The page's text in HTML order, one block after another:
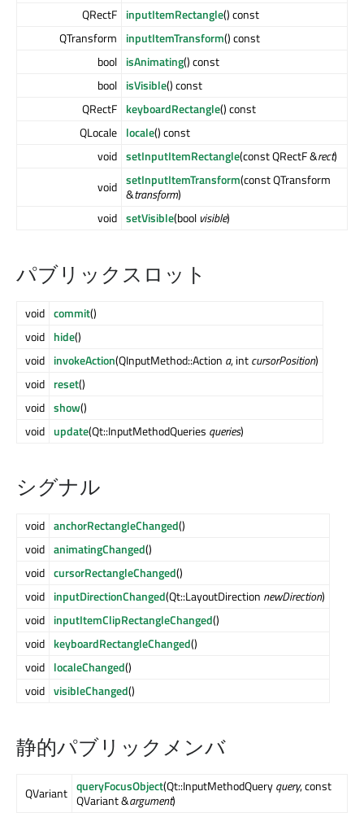
QRectF inputItemRectangle() const
QTransform
inputItemTransform() const
bool isAnimating() const
bool isVisible() const
QRectF keyboardRectangle() const
QLocale locale() const
void setInputItemRectangle(const QRectF &rect)
void setInputItemTransform(const QTransform
&transform)
void setVisible(bool visible)
パブリックスロット
void commit()
void hide()
void invokeAction(QInputMethod::Action a, intcursorPosition)
void reset()
void show()
void update(Qt::InputMethodQueries queries)
シグナル
void anchorRectangleChanged()
void animatingChanged()
void cursorRectangleChanged()
void inputDirectionChanged(Qt::LayoutDirection newDirection)
void inputItemClipRectangleChanged()
void keyboardRectangleChanged()
void localeChanged()
void visibleChanged()
静的パブリックメンバ
QVariant queryFocusObject(Qt::InputMethodQueryquery, const
QVariant &argument)